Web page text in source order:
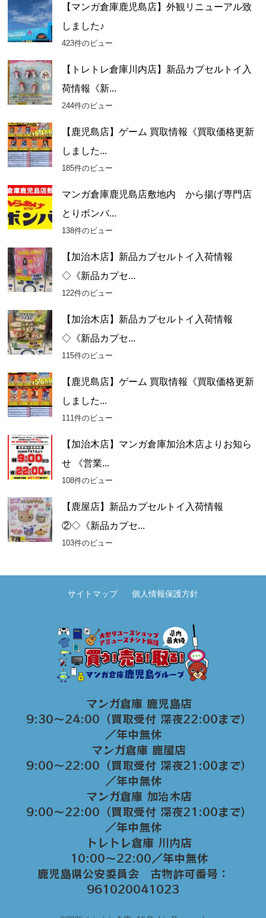
【マンガ倉庫鹿児島店】外観リニューアル致
しました♪
423件のビュー
【トレトレ倉庫川内店】新品カプセルトイ入
荷情報《新...
244件のビュー
【鹿児島店】ゲーム 買取情報《買取価格更新
しました...
185件のビュー
マンガ倉庫鹿児島店敷地内 から揚げ専門店
とりボンバ...
138件のビュー
【加治木店】新品カプセルトイ入荷情報
◇《新品カプセ...
122件のビュー
【加治木店】新品カプセルトイ入荷情報
◇《新品カプセ...
115件のビュー
【鹿児島店】ゲーム 買取情報《買取価格更新
しました...
111件のビュー
【加治木店】マンガ倉庫加治木店よりお知ら
せ 《営業...
108件のビュー
【鹿屋店】新品カプセルトイ入荷情報
②◇《新品カプセ...
103件のビュー
サイトマップ 個人情報保護方針
マンガ倉庫 鹿児島店
9:30～24:00（買取受付 深夜22:00まで）
／年中無休
マンガ倉庫 鹿屋店
9:00～22:00（買取受付 深夜21:00まで）
／年中無休
マンガ倉庫 加治木店
9:00〜22:00（買取受付 深夜21:00まで）
／年中無休
トレトレ倉庫 川内店
10:00〜22:00／年中無休
鹿児島県公安委員会 古物許可番号：
961020041023